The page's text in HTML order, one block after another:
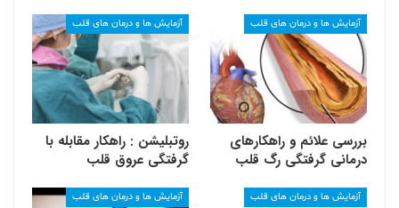
آزمایش ها و درمان های قلب
بررسی علائم و راهکارهای
درمانی گرفتگی رگ قلب
آزمایش ها و درمان های قلب
روتبلیشن : راهکار مقابله با
گرفتگی عروق قلب
آزمایش ها و درمان های قلب آزمایش ها و درمان های قلب